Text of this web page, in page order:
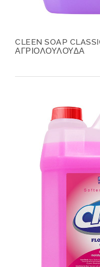
CLEEN SOAP
ΑΓΡΙΟΛΟΥΛΟΥΔΑ